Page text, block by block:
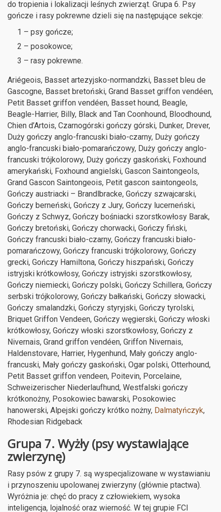
do tropienia i lokalizacji leśnych zwierząt. Grupa 6. Psy
gończe i rasy pokrewne dzieli się na następujące sekcje:
1 – psy gończe;
2 – posokowce;
3 – rasy pokrewne.
Ariégeois, Basset artezyjsko-normandzki, Basset bleu de
Gascogne, Basset bretoński, Grand Basset griffon vendéen,
Petit Basset griffon vendéen, Basset hound, Beagle,
Beagle-Harrier, Billy, Black and Tan Coonhound, Bloodhound,
Chien d’Artois, Czarnogórski gończy górski, Dunker, Drever,
Duży gończy anglo-francuski biało-czarny, Duży gończy
anglo-francuski biało-pomarańczowy, Duży gończy anglo-
francuski trójkolorowy, Duży gończy gaskoński, Foxhound
amerykański, Foxhound angielski, Gascon Saintongeols,
Grand Gascon Saintongeois, Petit gascon saintongeols,
Gończy austriacki – Brandlbracke, Gończy szwajcarski,
Gończy berneński, Gończy z Jury, Gończy lucerneński,
Gończy z Schwyz, Gończy bośniacki szorstkowłosy Barak,
Gończy bretoński, Gończy chorwacki, Gończy fiński,
Gończy francuski biało-czarny, Gończy francuski biało-
pomarańczowy, Gończy francuski trójkolorowy, Gończy
grecki, Gończy Hamiltona, Gończy hiszpański, Gończy
istryjski krótkowłosy, Gończy istryjski szorstkowłosy,
Gończy niemiecki, Gończy polski, Gończy Schillera, Gończy
serbski trójkolorowy, Gończy bałkański, Gończy słowacki,
Gończy smalandzki, Gończy styryjski, Gończy tyrolski,
Briquet Griffon Vendeen, Gończy węgierski, Gończy włoski
krótkowłosy, Gończy włoski szorstkowłosy, Gończy z
Nivernais, Grand griffon vendéen, Griffon Nivernais,
Haldenstovare, Harrier, Hygenhund, Mały gończy anglo-
francuski, Mały gończy gaskoński, Ogar polski, Otterhound,
Petit Basset griffon vendeen, Poitevin, Porcelaine,
Schweizerischer Niederlaufhund, Westfalski gończy
krótkonożny, Posokowiec bawarski, Posokowiec
hanowerski, Alpejski gończy krótko nożny, Dalmatyńczyk,
Rhodesian Ridgeback
Grupa 7. Wyżły (psy wystawiające
zwierzynę)
Rasy psów z grupy 7. są wyspecjalizowane w wystawianiu
i przynoszeniu upolowanej zwierzyny (głównie ptactwa).
Wyróżnia je: chęć do pracy z człowiekiem, wysoka
inteligencja, lojalność oraz wierność. W tej grupie FCI